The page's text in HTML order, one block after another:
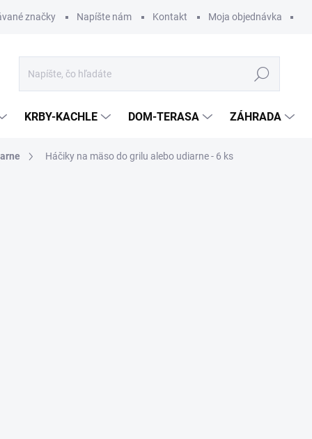
značky Napíšte nám Kontakt Moja objednávka
Hľadať
KRBY-KACHLE DOM-TERASA ZÁHRADA
Háčiky na mäso do grilu alebo udiarne - 6 ks